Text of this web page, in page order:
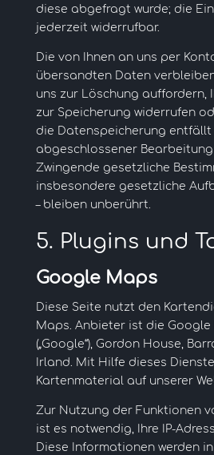
diese abgefragt wurde; die
jederzeit widerrufbar.
Die von Ihnen an uns per
übersandten Daten
uns zur Löschung auffordern,
zur Speicherung widerrufen
die Datenspeicherung entfällt
abgeschlossener Bearbeitung
Zwingende gesetzliche
insbesondere gesetzliche
– bleiben unberührt.
5. Plugins und
Google Maps
Diese Seite nutzt den
Maps. Anbieter ist die
(„Google“), Gordon House,
Irland. Mit Hilfe dieses
Kartenmaterial auf unserer
Zur Nutzung der Funktionen
ist es notwendig, Ihre IP-
Diese Informationen werden